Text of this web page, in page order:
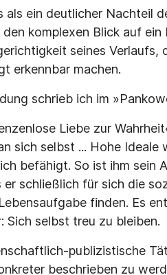
als ein deutlicher Nachteil
komplexen Blick auf ein
seines Verlaufs,
erkennbar machen.
schrieb ich im
Liebe zur
sich selbst ... Hohe
befähigt. So ist ihm sein
schließlich für sich die
finden. Es
Sich selbst treu zu bleiben.
publizistische
beschrieben zu